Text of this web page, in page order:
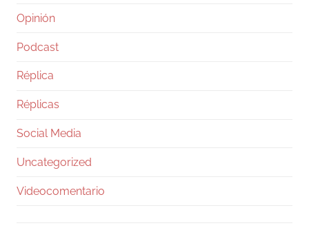
Opinión
Podcast
Réplica
Réplicas
Social Media
Uncategorized
Videocomentario